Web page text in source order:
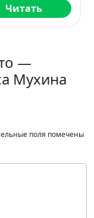
Читать
—
Мухина
поля помечены